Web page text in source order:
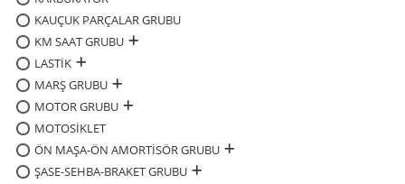
KAUÇUK PARÇALAR GRUBU
KM SAAT GRUBU
LASTİK
MARŞ GRUBU
MOTOR GRUBU
MOTOSİKLET
ÖN MAŞA-ÖN AMORTİSÖR GRUBU
ŞASE-SEHBA-BRAKET GRUBU